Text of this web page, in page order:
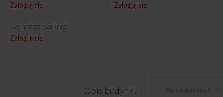
Zaloguj się
Czynsz za parking
Zaloguj się
Zaloguj się
Opis budynku